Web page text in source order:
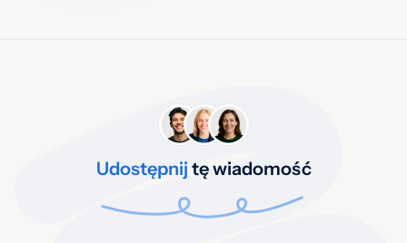
Udostępnij tę wiadomość